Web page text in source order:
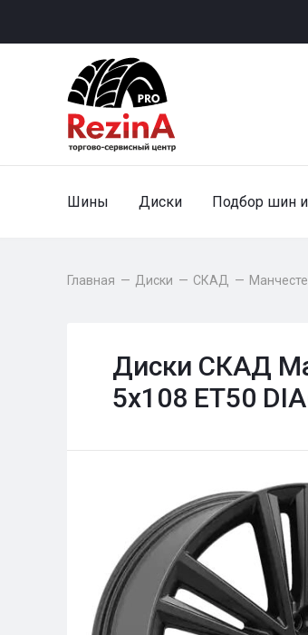
Шины Диски Подбор шин
Главная — Диски — СКАД —
Диски СКАД
5x108 ET50